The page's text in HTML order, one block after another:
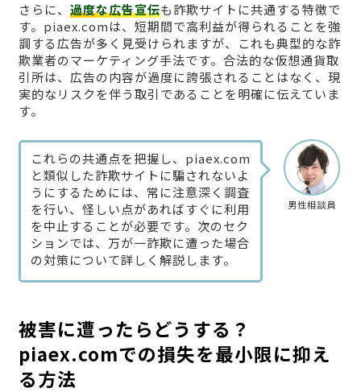
さらに、 過度な広告宣伝も詐欺サイトに共通する特徴で
す。piaex.comは、短期間で高利益が得られることを強
調する広告が多く見受けられますが、これも典型的な詐
欺業者のマーケティング手法です。合法的な仮想通貨取
引所は、広告の内容が過度に誇張されることはなく、現
実的なリスクを伴う取引であることを明確に伝えていま
す。
男性相談員
これらの共通点を把握し、piaex.com
と類似した詐欺サイトに騙されないよ
うにするためには、常に注意深く調査
を行い、怪しい点があればすぐに利用
を中止することが必要です。次のセク
ションでは、万が一詐欺に遭った場合
の対策について詳しく解説します。
被害に遭ったらどうする？
piaex.comでの損失を最小限に抑え
る方法